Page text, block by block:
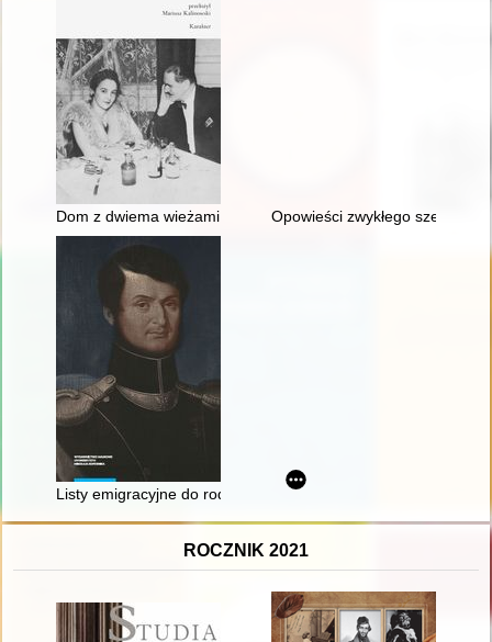
Dom z dwiema wieżami Opowieści zwykłego
Listy emigracyjne do rodziców : (z dołączeniem listów
ROCZNIK 2021